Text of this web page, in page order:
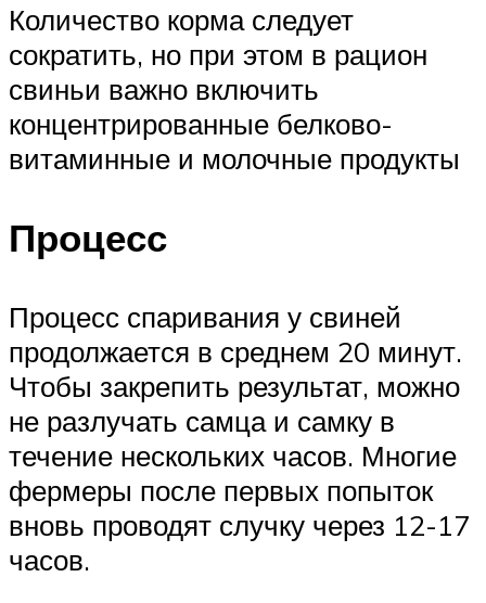
Количество корма следует
сократить, но при этом в рацион
свиньи важно включить
концентрированные белково-
витаминные и молочные продукты
Процесс
Процесс спаривания у свиней
продолжается в среднем 20 минут.
Чтобы закрепить результат, можно
не разлучать самца и самку в
течение нескольких часов. Многие
фермеры после первых попыток
вновь проводят случку через 12-17
часов.